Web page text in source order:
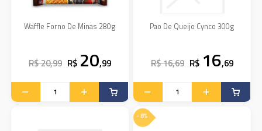
Waffle Forno De Minas 280g
R$ 20,99 R$ 20,99
Pao De Queijo Cynco 300g
R$ 16,69 R$ 16,69
- 8%